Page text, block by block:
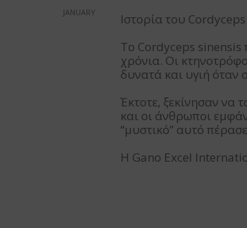
JANUARY
Ιστορία του Cordyceps
Το Cordyceps sinensis
χρόνια. Οι
δυνατά και υγιή
Έκτοτε, ξεκίνησαν να
και οι άνθρωποι
“μυστικό” αυτό
Η Gano Excel